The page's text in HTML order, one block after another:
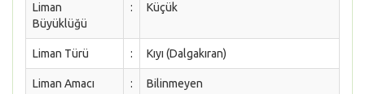
Liman
Büyüklüğü
: Küçük
Liman Türü : Kıyı (Dalgakıran)
Liman Amacı : Bilinmeyen